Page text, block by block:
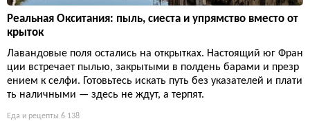
Реальная Окситания: пыль, сиеста и упрямство вместо от
крыток
Лавандовые поля остались на открытках. Настоящий юг Фран
ции встречает пылью, закрытыми в полдень барами и презр
ением к селфи. Готовьтесь искать путь без указателей и плати
ть наличными — здесь не ждут, а терпят.
Еда и рецепты 6 138